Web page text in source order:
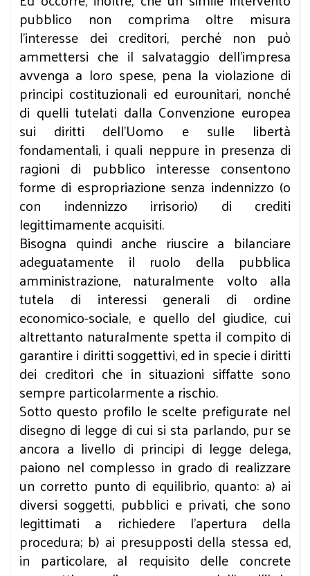
pubblico non comprima oltre misura
l’interesse dei creditori, perché non può
ammettersi che il salvataggio dell’impresa
avvenga a loro spese, pena la violazione di
principi costituzionali ed eurounitari, nonché
di quelli tutelati dalla Convenzione europea
sui diritti dell’Uomo e sulle libertà
fondamentali, i quali neppure in presenza di
ragioni di pubblico interesse consentono
forme di espropriazione senza indennizzo (o
con indennizzo irrisorio) di crediti
legittimamente acquisiti.
Bisogna quindi anche riuscire a bilanciare
adeguatamente il ruolo della pubblica
amministrazione, naturalmente volto alla
tutela di interessi generali di ordine
economico-sociale, e quello del giudice, cui
altrettanto naturalmente spetta il compito di
garantire i diritti soggettivi, ed in specie i diritti
dei creditori che in situazioni siffatte sono
sempre particolarmente a rischio.
Sotto questo profilo le scelte prefigurate nel
disegno di legge di cui si sta parlando, pur se
ancora a livello di principi di legge delega,
paiono nel complesso in grado di realizzare
un corretto punto di equilibrio, quanto: a) ai
diversi soggetti, pubblici e privati, che sono
legittimati a richiedere l’apertura della
procedura; b) ai presupposti della stessa ed,
in particolare, al requisito delle concrete